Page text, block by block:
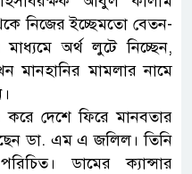
নিজের ইচ্ছেমতো বেতন-
অর্থ লুটে নিচ্ছেন,
মানহানির মামলার নামে
করে দেশে ফিরে মানবতার
ডা. এম এ জলিল। তিনি
ডামের ক্যান্সার